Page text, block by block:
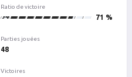
Ratio de victoire
34 71 %
Parties jouées
48
Victoires